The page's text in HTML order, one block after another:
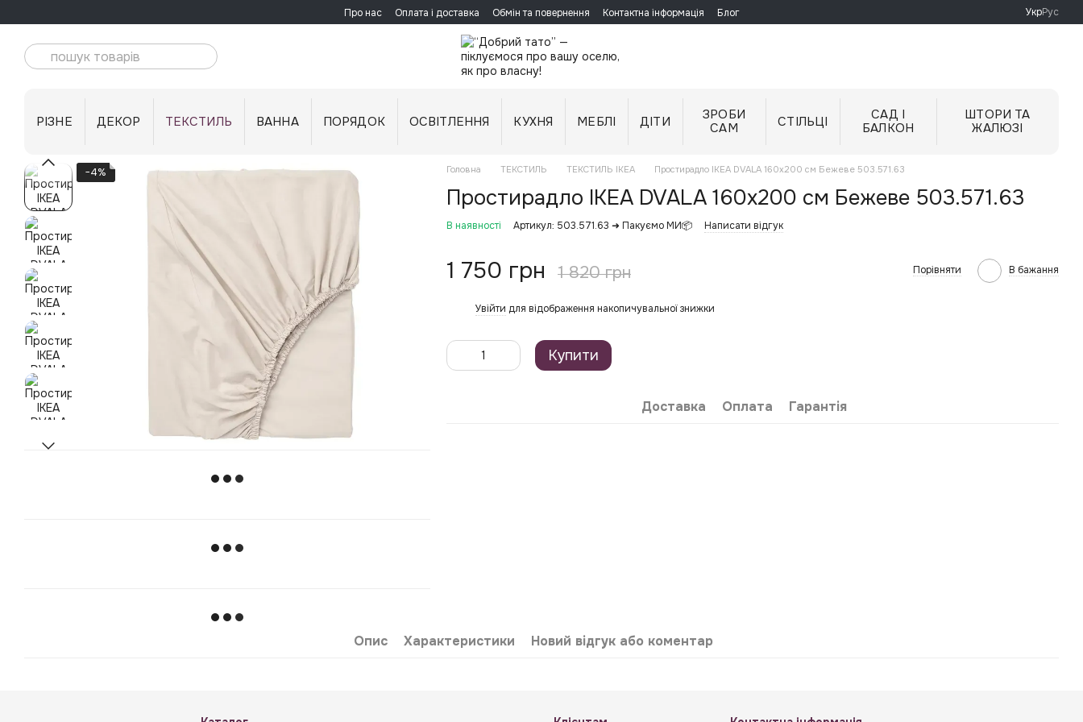
Про нас Оплата і доставка Обмін та повернення Контактна інформація Блог УкрРус
РІЗНЕ ДЕКОР ТЕКСТИЛЬ ВАННА ПОРЯДОК ОСВІТЛЕННЯ КУХНЯ МЕБЛІ ДІТИ
ЗРОБИ
САМ
СТІЛЬЦІ
САД І
БАЛКОН
ШТОРИ ТА
ЖАЛЮЗІ
−4% Головна ТЕКСТИЛЬ ТЕКСТИЛЬ IKEA Простирадло IKEA DVALA 160x200 см Бежеве 503.571.63
Простирадло IKEA DVALA 160x200 см Бежеве 503.571.63
В наявності Артикул: 503.571.63 ➜ Пакуємо МИ📦 Написати відгук
1 750 грн 1 820 грн Порівняти В бажання
Увійти для відображення накопичувальної знижки
Купити
Доставка Оплата Гарантія
Опис Характеристики Новий відгук або коментар